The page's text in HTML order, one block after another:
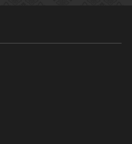
サイトのご意見はこちら